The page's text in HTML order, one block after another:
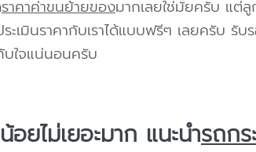
ราคาค่าขนย้ายของมากเลยใช่มั้ยครับ แต่
ะเมินราคากับเราได้แบบฟรีๆ เลยครับ รับ
บใจแน่นอนครับ
ยไม่เยอะมาก แนะนำรถกร